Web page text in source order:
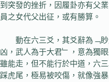
到突發的挫折，因履卦亦有父
員之女代父出征，或有勝算。
動在六三爻，其爻辭為﹁眇
凶，武人為于大君﹂，意為獨
雖能走，但不能行於中道，六
踩虎尾，極易被咬傷，就像強